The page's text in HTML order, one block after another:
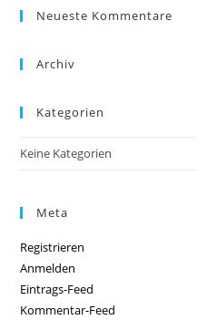
Neueste Kommentare
Archiv
Kategorien
Keine Kategorien
Meta
Registrieren
Anmelden
Eintrags-Feed
Kommentar-Feed